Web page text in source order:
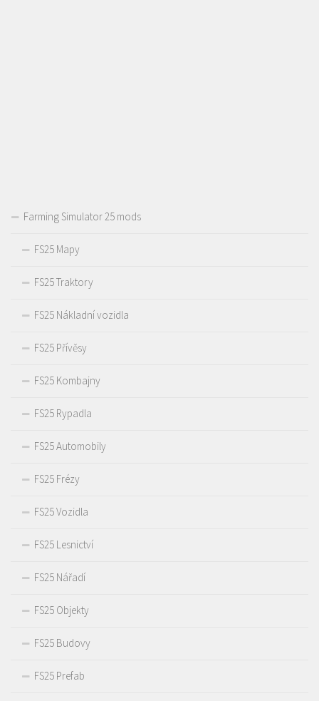
Farming Simulator 25 mods
FS25 Mapy
FS25 Traktory
FS25 Nákladní vozidla
FS25 Přívěsy
FS25 Kombajny
FS25 Rypadla
FS25 Automobily
FS25 Frézy
FS25 Vozidla
FS25 Lesnictví
FS25 Nářadí
FS25 Objekty
FS25 Budovy
FS25 Prefab